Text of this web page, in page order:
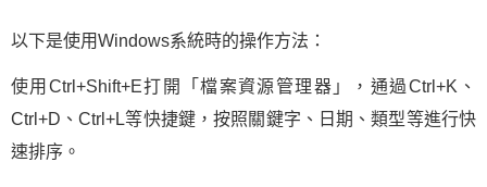
以下是使用Windows系統時的操作方法：
使用Ctrl+Shift+E打開「檔案資源管理器」，通過Ctrl+K、
Ctrl+D、Ctrl+L等快捷鍵，按照關鍵字、日期、類型等進行快
速排序。